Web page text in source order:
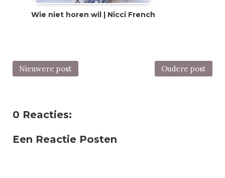
Wie niet horen wil | Nicci French
Nieuwere post Oudere post
0 Reacties:
Een Reactie Posten